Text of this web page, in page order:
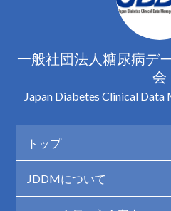
一般社団法人糖尿病デ
会
Japan Diabetes Clinical Data
トップ
JDDMについて